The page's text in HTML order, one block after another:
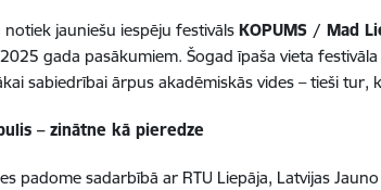
notiek jauniešu iespēju festivālsKOPUMS / Mad
gada pasākumiem. Šogad īpaša vieta
sabiedrībai ārpus akadēmiskās vides – tieši tur,
– zinātne kā pieredze
padome sadarbībā ar RTU Liepāja, Latvijas